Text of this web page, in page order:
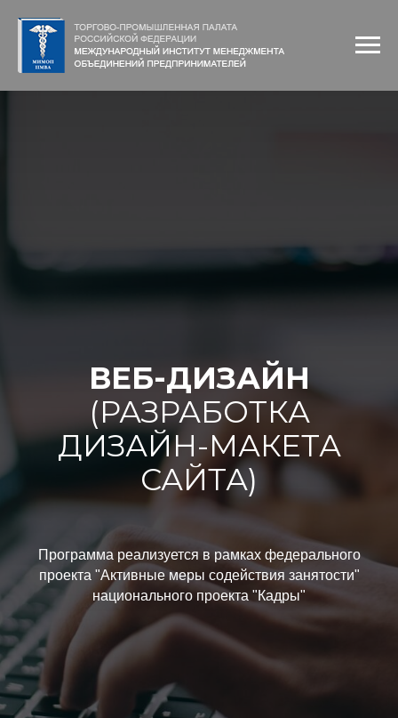
ВЕБ-ДИЗАЙН
(РАЗРАБОТКА
ДИЗАЙН-МАКЕТА
САЙТА)
Программа реализуется в рамках федерального
проекта "Активные меры содействия занятости"
национального проекта "Кадры"